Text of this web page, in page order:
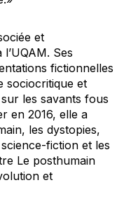
et
Ses
fictionnelles
sociocritique et
les savants fous
en 2016, elle a
les dystopies,
fiction et les
Le posthumain
et